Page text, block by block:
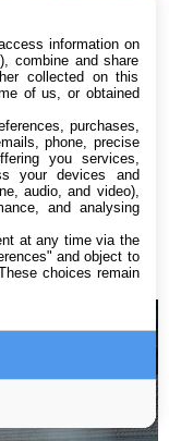
à rester en vie
débarrasser de
Mike Flanagan,
en matière de
un huis clos
oppressants.
information on
combine and share
collected on this
of us, or obtained
purchases,
phone, precise
you services,
your devices and
audio, and video),
and analysing
at any time via the
and object to
choices remain